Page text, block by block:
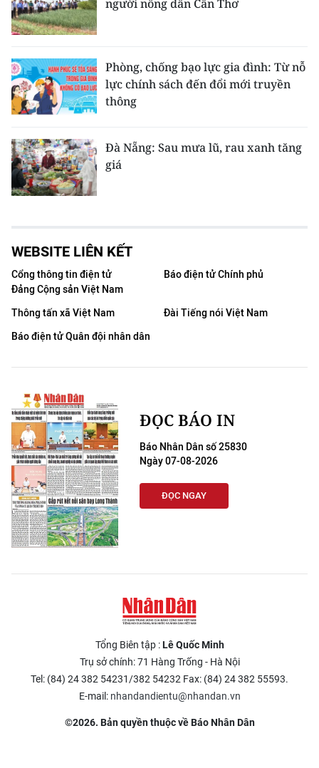
người nông dân Cần Thơ
Phòng, chống bạo lực gia đình: Từ nỗ
lực chính sách đến đổi mới truyền
thông
Đà Nẵng: Sau mưa lũ, rau xanh tăng
giá
WEBSITE LIÊN KẾT
Cổng thông tin điện tử
Đảng Cộng sản Việt Nam
Báo điện tử Chính phủ
Thông tấn xã Việt Nam
Đài Tiếng nói Việt Nam
Báo điện tử Quân đội nhân dân
ĐỌC BÁO IN
Báo Nhân Dân số 25830
Ngày 07-08-2026
ĐỌC NGAY
Tổng Biên tập :Lê Quốc Minh
Trụ sở chính: 71 Hàng Trống - Hà Nội
Tel: (84) 24 382 54231/382 54232 Fax: (84) 24 382 55593.
E-mail: nhandandientu@nhandan.vn
©2026. Bản quyền thuộc về Báo Nhân Dân